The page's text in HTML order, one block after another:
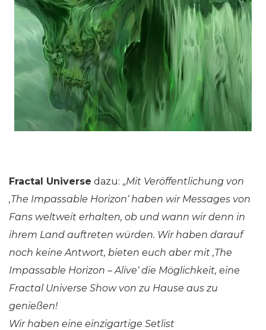
Fractal Universe dazu: „Mit Veröffentlichung von
‚The Impassable Horizon‘ haben wir Messages von
Fans weltweit erhalten, ob und wann wir denn in
ihrem Land auftreten würden. Wir haben darauf
noch keine Antwort, bieten euch aber mit ‚The
Impassable Horizon – Alive‘ die Möglichkeit, eine
Fractal Universe Show von zu Hause aus zu
genießen!
Wir haben eine einzigartige Setlist